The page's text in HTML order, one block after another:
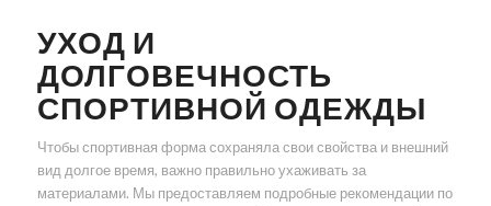
УХОД И
ДОЛГОВЕЧНОСТЬ
СПОРТИВНОЙ ОДЕЖДЫ
Чтобы спортивная форма сохраняла свои свойства и внешний
вид долгое время, важно правильно ухаживать за
материалами. Мы предоставляем подробные рекомендации по